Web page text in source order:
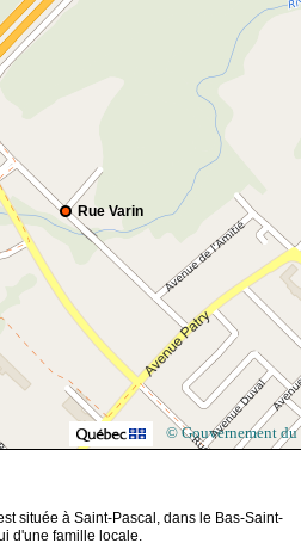
Rue Varin
© Gouvernement du
située à Saint-Pascal, dans le Bas-Saint-
d'une famille locale.